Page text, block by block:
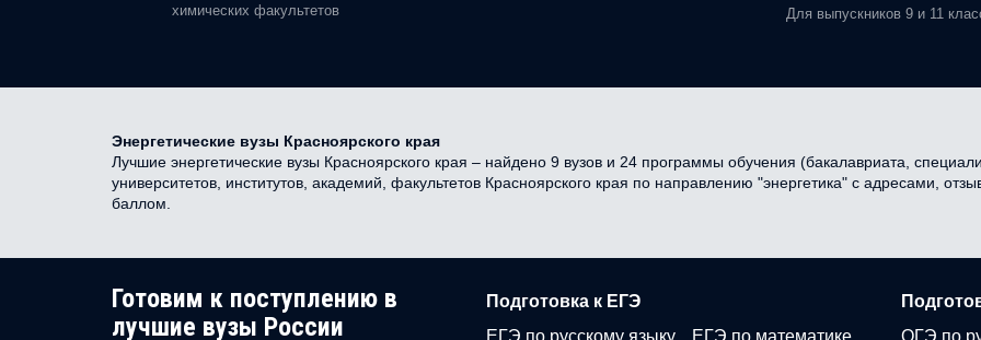
химических факультетов
Для выпускников 9 и 11
Энергетические вузы Красноярского края
Лучшие энергетические вузы Красноярского края – найдено 9 вузов и 24 программы обучения (бакалавриата,
университетов, институтов, академий, факультетов Красноярского края по направлению "энергетика" с адресами,
баллом.
Готовим к поступлению в
лучшие вузы России
Подготовка к ЕГЭ
ЕГЭ по русскому языку
ЕГЭ по математике
ОГЭ по